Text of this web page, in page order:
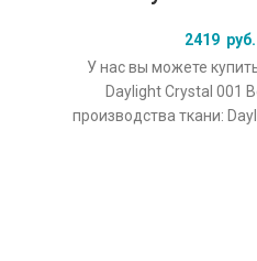
2419 руб.
У нас вы можете
Daylight Crystal 001
производства ткани: